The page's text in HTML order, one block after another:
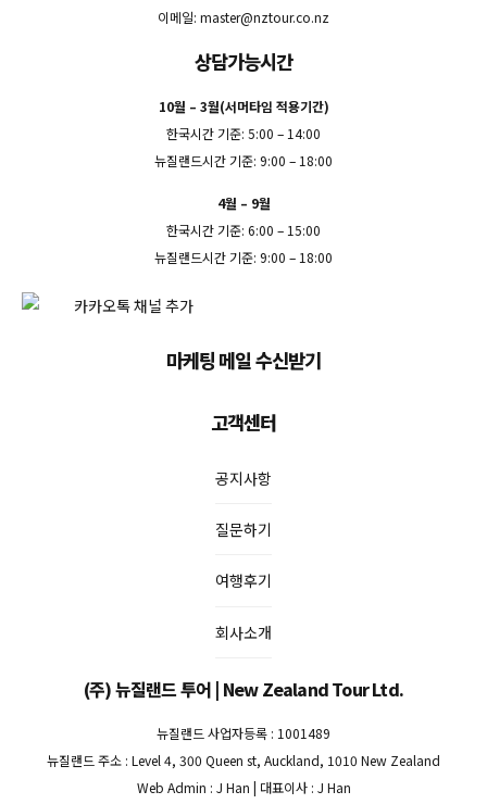
이메일: master@nztour.co.nz
상담가능시간
10월 – 3월(서머타임 적용기간)
한국시간 기준: 5:00 – 14:00
뉴질랜드시간 기준: 9:00 – 18:00
4월 – 9월
한국시간 기준: 6:00 – 15:00
뉴질랜드시간 기준: 9:00 – 18:00
마케팅 메일 수신받기
고객센터
공지사항
질문하기
여행후기
회사소개
(주) 뉴질랜드 투어 | New Zealand Tour Ltd.
뉴질랜드 사업자등록 : 1001489
뉴질랜드 주소 : Level 4, 300 Queen st, Auckland, 1010 New Zealand
Web Admin : J Han | 대표이사 : J Han